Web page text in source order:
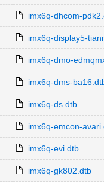
imx6q-dhcom-
imx6q-display5-
imx6q-dmo-
imx6q-dms-
imx6q-ds.dtb
imx6q-emcon-
imx6q-evi.dtb
imx6q-gk802.dtb